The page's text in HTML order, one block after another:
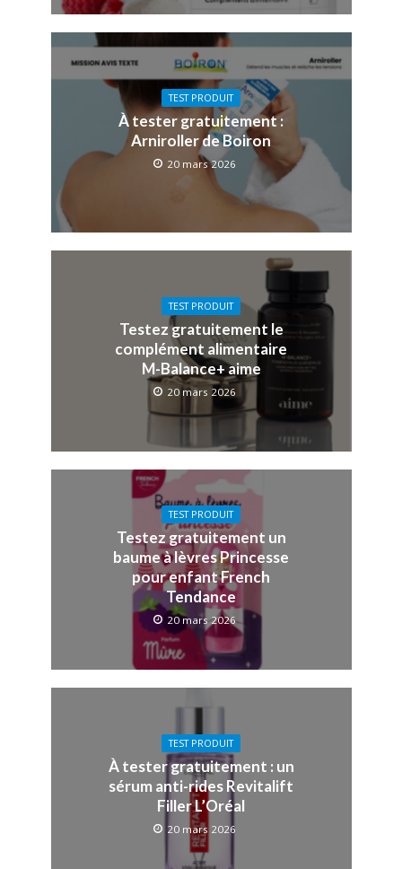
TEST PRODUIT
À tester gratuitement :
Arniroller de Boiron
20 mars 2026
TEST PRODUIT
Testez gratuitement le
complément alimentaire
M-Balance+ aime
20 mars 2026
TEST PRODUIT
Testez gratuitement un
baume à lèvres Princesse
pour enfant French
Tendance
20 mars 2026
TEST PRODUIT
À tester gratuitement : un
sérum anti-rides Revitalift
Filler L’Oréal
20 mars 2026